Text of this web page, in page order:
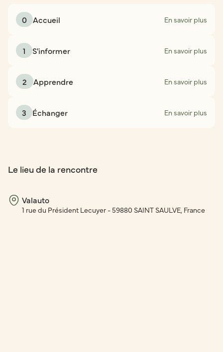
0 Accueil En savoir plus
1 S'informer En savoir plus
2 Apprendre En savoir plus
3 Échanger En savoir plus
Le lieu de la rencontre
Valauto
1 rue du Président Lecuyer - 59880 SAINT SAULVE, France